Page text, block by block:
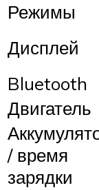
Режимы
Дисплей
Bluetooth
Двигатель
/ время
зарядки